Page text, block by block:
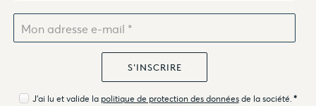
J'ai lu et valide la politique de protection des donnéesde la société. *